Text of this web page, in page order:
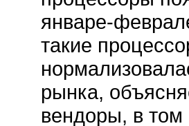
январе-
такие
рынка,
вендоры, в том